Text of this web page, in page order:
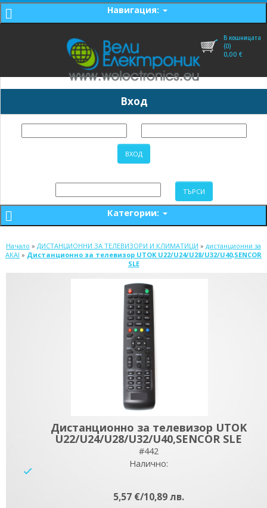
Навигация:
В кошницата
(0)
0,00 €
Вход
Категории:
Начало » ДИСТАНЦИОННИ ЗА ТЕЛЕВИЗОРИ И КЛИМАТИЦИ » дистанционни за
AKAI » Дистанционно за телевизор UTOK U22/U24/U28/U32/U40,SENCOR
SLE
Дистанционно за телевизор UTOK
U22/U24/U28/U32/U40,SENCOR SLE
#442
Налично:
5,57 €/10,89 лв.